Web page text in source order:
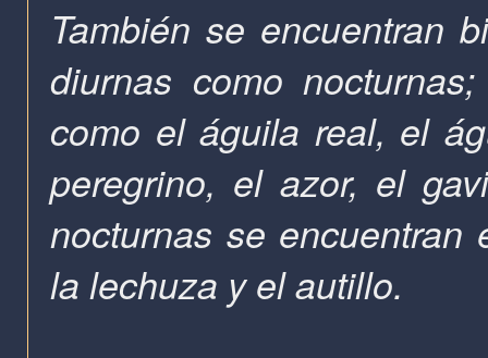
También se encuentran
diurnas como
como el águila real, el
peregrino, el azor, el
nocturnas se
la lechuza y el autillo.